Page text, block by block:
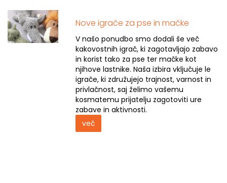
Nove igrače za pse in mačke
V našo ponudbo smo dodali še več
kakovostnih igrač, ki zagotavljajo zabavo
in korist tako za pse ter mačke kot
njihove lastnike. Naša izbira vključuje le
igrače, ki združujejo trajnost, varnost in
privlačnost, saj želimo vašemu
kosmatemu prijatelju zagotoviti ure
zabave in aktivnosti.
več